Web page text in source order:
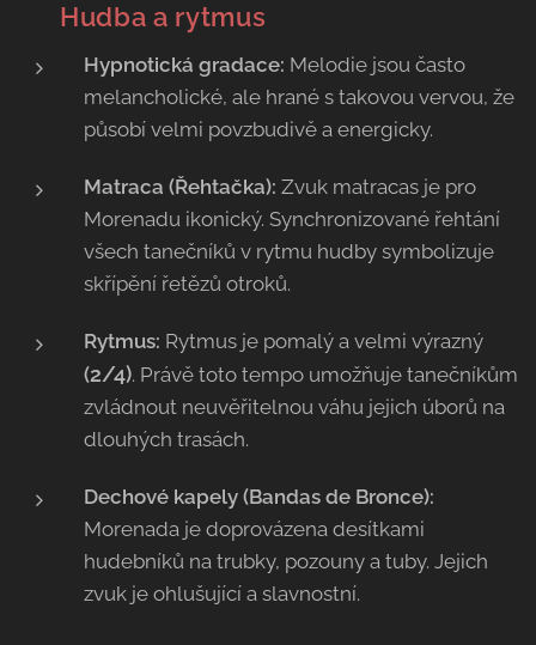
Hudba a rytmus
Hypnotická gradace: Melodie jsou často
melancholické, ale hrané s takovou vervou, že
působí velmi povzbudivě a energicky.
Matraca (Řehtačka): Zvuk matracas je pro
Morenadu ikonický. Synchronizované řehtání
všech tanečníků v rytmu hudby symbolizuje
skřípění řetězů otroků.
Rytmus: Rytmus je pomalý a velmi výrazný
(2/4). Právě toto tempo umožňuje tanečníkům
zvládnout neuvěřitelnou váhu jejich úborů na
dlouhých trasách.
Dechové kapely (Bandas de Bronce):
Morenada je doprovázena desítkami
hudebníků na trubky, pozouny a tuby. Jejich
zvuk je ohlušující a slavnostní.